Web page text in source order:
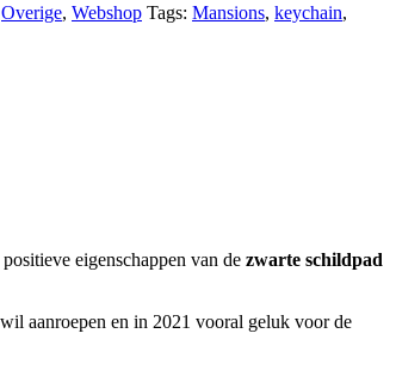
Overige, Webshop Tags: Mansions, keychain,
eigenschappen van de zwarte schildpad
wil aanroepen en in 2021 vooral geluk voor de